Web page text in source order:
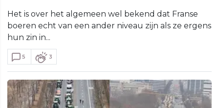
Het is over het algemeen wel bekend dat Franse
boeren echt van een ander niveau zijn als ze ergens
hun zin in...
5 3